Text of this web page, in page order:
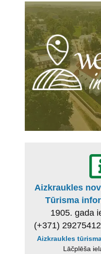
Aizkraukles
Tūrisma
1905. gada
(+371)
Aizkraukles
Lāčplēša